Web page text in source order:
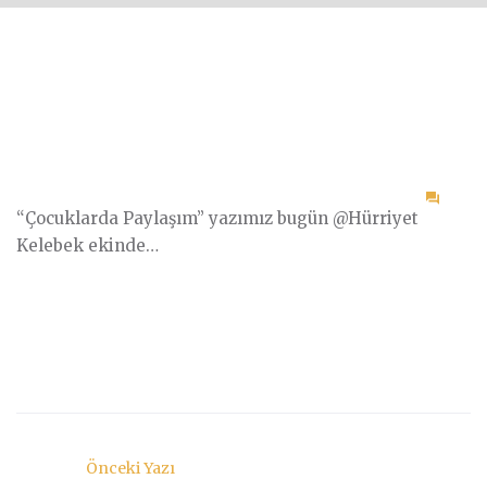
“Çocuklarda Paylaşım” yazımız bugün @Hürriyet
Kelebek ekinde…
Önceki Yazı